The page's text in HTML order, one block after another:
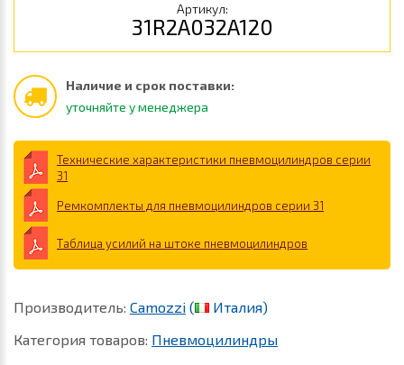
Артикул:
31R2A032A120
Наличие и срок поставки:
уточняйте у менеджера
Технические характеристики пневмоцилиндров серии
31
Ремкомплекты для пневмоцилиндров серии 31
Таблица усилий на штоке пневмоцилиндров
Производитель: Camozzi (
Италия)
Категория товаров: Пневмоцилиндры